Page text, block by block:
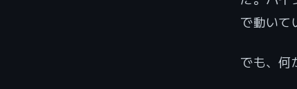
で動いて
でも、何